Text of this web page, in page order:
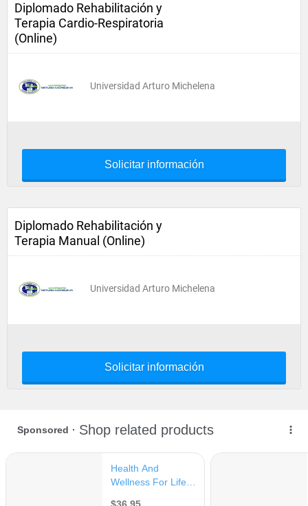
Diplomado Rehabilitación y
Terapia Cardio-Respiratoria
(Online)
Universidad Arturo Michelena
Solicitar información
Diplomado Rehabilitación y
Terapia Manual (Online)
Universidad Arturo Michelena
Solicitar información